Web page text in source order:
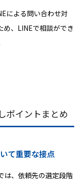
による問い合わせ対
め、LINEで相談ができ
ポイントまとめ
て重要な接点
は、依頼先の選定段階